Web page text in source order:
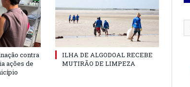
contra
ações de
ILHA DE ALGODOAL RECEBE
MUTIRÃO DE LIMPEZA